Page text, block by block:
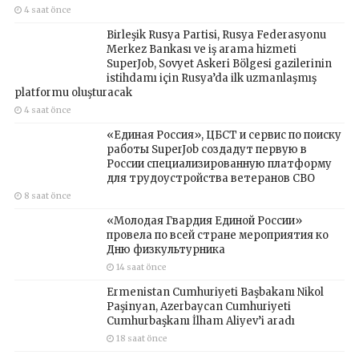
4 saat önce
Birleşik Rusya Partisi, Rusya Federasyonu
Merkez Bankası ve iş arama hizmeti
SuperJob, Sovyet Askeri Bölgesi gazilerinin
istihdamı için Rusya’da ilk uzmanlaşmış
platformu oluşturacak
4 saat önce
«Единая Россия», ЦБСТ и сервис по поиску
работы SuperJob создадут первую в
России специализированную платформу
для трудоустройства ветеранов СВО
8 saat önce
«Молодая Гвардия Единой России»
провела по всей стране мероприятия ко
Дню физкультурника
14 saat önce
Ermenistan Cumhuriyeti Başbakanı Nikol
Paşinyan, Azerbaycan Cumhuriyeti
Cumhurbaşkanı İlham Aliyev’i aradı
18 saat önce